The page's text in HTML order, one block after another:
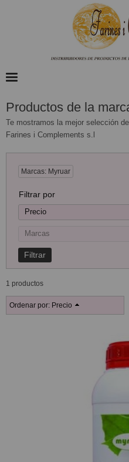
Productos de la
Te mostramos la mejor selección
Farines i Complements s.l
Marcas: Myruar
Filtrar por
Precio
Marcas
1 productos
Ordenar por: Precio